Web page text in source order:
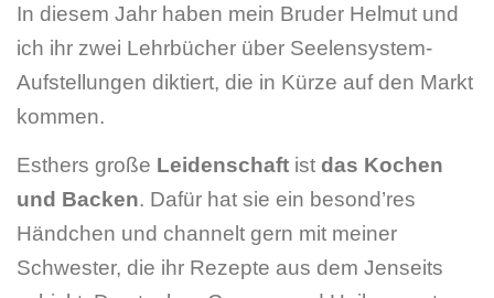
In diesem Jahr haben mein Bruder Helmut und
ich ihr zwei Lehrbücher über Seelensystem-
Aufstellungen diktiert, die in Kürze auf den Markt
kommen.
Esthers große Leidenschaft ist das Kochen
und Backen. Dafür hat sie ein besond’res
Händchen und channelt gern mit meiner
Schwester, die ihr Rezepte aus dem Jenseits